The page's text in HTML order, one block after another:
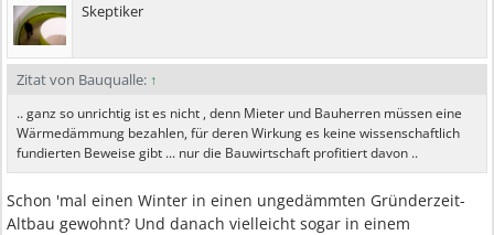
Skeptiker
Zitat von Bauqualle: ↑
.. ganz so unrichtig ist es nicht , denn Mieter und Bauherren müssen eine
Wärmedämmung bezahlen, für deren Wirkung es keine wissenschaftlich
fundierten Beweise gibt ... nur die Bauwirtschaft profitiert davon ..
Schon 'mal einen Winter in einen ungedämmten Gründerzeit-
Altbau gewohnt? Und danach vielleicht sogar in einem